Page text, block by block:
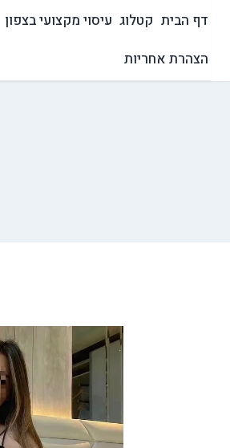
content
דף הבית קטלוג עיסוי מקצועי בצפון
הצהרת אחריות